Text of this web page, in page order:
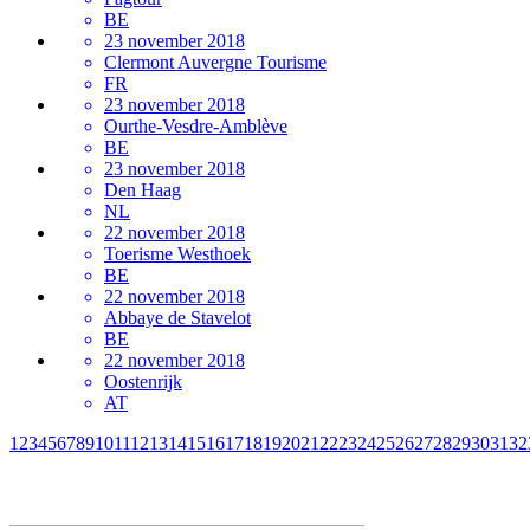
BE
23 november 2018
Clermont Auvergne Tourisme
FR
23 november 2018
Ourthe-Vesdre-Amblève
BE
23 november 2018
Den Haag
NL
22 november 2018
Toerisme Westhoek
BE
22 november 2018
Abbaye de Stavelot
BE
22 november 2018
Oostenrijk
AT
1 23456789101112131415161718192021 2223242526272829303132